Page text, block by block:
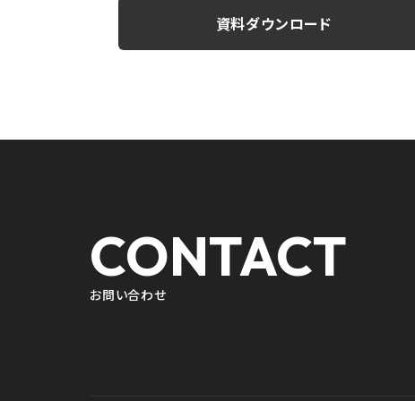
資料ダウンロード
CONTACT
お問い合わせ